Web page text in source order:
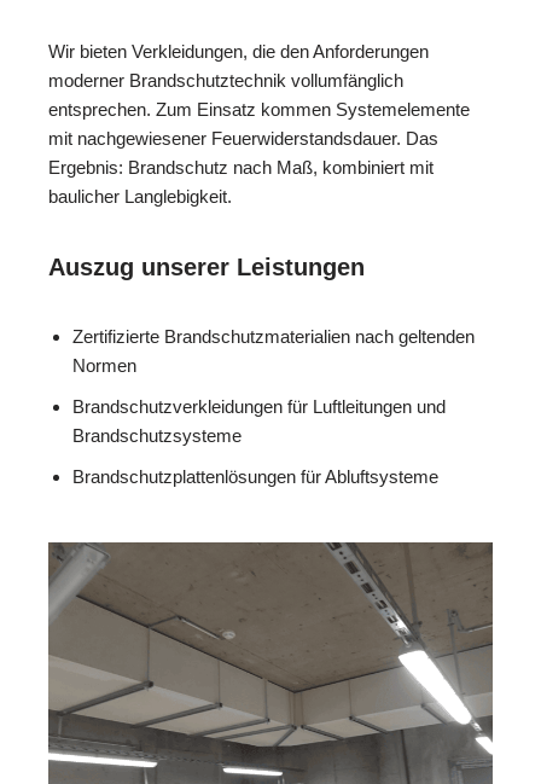
Wir bieten Verkleidungen, die den Anforderungen
moderner Brandschutztechnik vollumfänglich
entsprechen. Zum Einsatz kommen Systemelemente
mit nachgewiesener Feuerwiderstandsdauer. Das
Ergebnis: Brandschutz nach Maß, kombiniert mit
baulicher Langlebigkeit.
Auszug unserer Leistungen
Zertifizierte Brandschutzmaterialien nach geltenden
Normen
Brandschutzverkleidungen für Luftleitungen und
Brandschutzsysteme
Brandschutzplattenlösungen für Abluftsysteme